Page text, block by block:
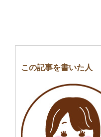
この記事を書いた人